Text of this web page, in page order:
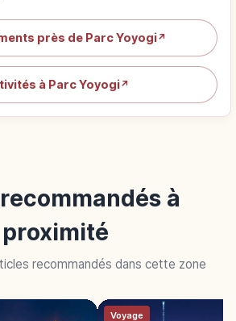
près de Parc Yoyogi↗
à Parc Yoyogi↗
à
proximité
recommandés dans cette zone
Voyage